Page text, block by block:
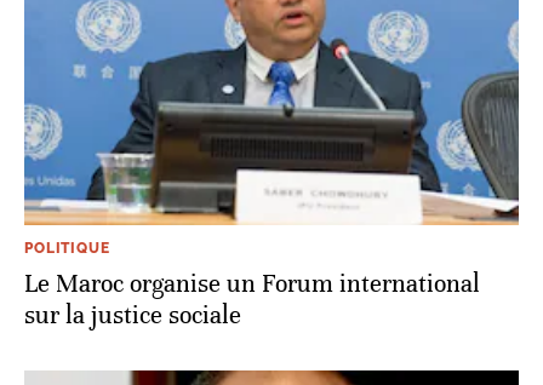
POLITIQUE
Le Maroc organise un Forum international
sur la justice sociale